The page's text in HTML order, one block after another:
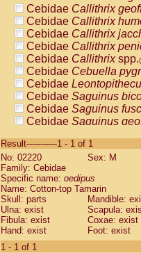
Cebidae Callithrix
Cebidae Callithrix
Cebidae Callithrix
Cebidae Callithrix
Cebidae Callithrixspp.
Cebidae Cebuella
Cebidae
Cebidae Saguinus
Cebidae Saguinus
Cebidae Saguinus
CebidaeSaguinus
Cebidae Saguinus
Cebidae
CebidaeSaguinus
Cebidae Saguinus
Cebidae Saguinus
Cebidae Saguinus
Cebidae Saguinusspp.
Cebidae
Result-----------1 - 1 of 1
No: 02220
Sex: M
Family: Cebidae
Specific name: oedipus
Name: Cotton-top Tamarin
Skull: parts
Mandible:
Ulna: exist
Scapula:
Fibula: exist
Coxae: exist
Hand: exist
Foot: exist
1 - 1 of 1